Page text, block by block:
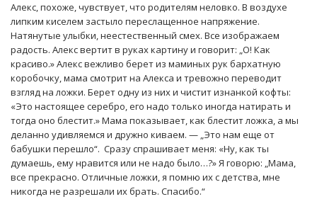
Алекс, похоже, чувствует, что родителям неловко. В воздухе
липким киселем застыло переслащенное напряжение.
Натянутые улыбки, неестественный смех. Все изображаем
радость. Алекс вертит в руках картину и говорит: „О! Как
красиво.» Алекс вежливо берет из маминых рук бархатную
коробочку, мама смотрит на Алекса и тревожно переводит
взгляд на ложки. Берет одну из них и чистит изнанкой кофты:
«Это настоящее серебро, его надо только иногда натирать и
тогда оно блестит.» Мама показывает, как блестит ложка, а мы
деланно удивляемся и дружно киваем. — „Это нам еще от
бабушки перешло“. Сразу спрашивает меня: «Ну, как ты
думаешь, ему нравится или не надо было…?» Я говорю: „Мама,
все прекрасно. Отличные ложки, я помню их с детства, мне
никогда не разрешали их брать. Спасибо.“